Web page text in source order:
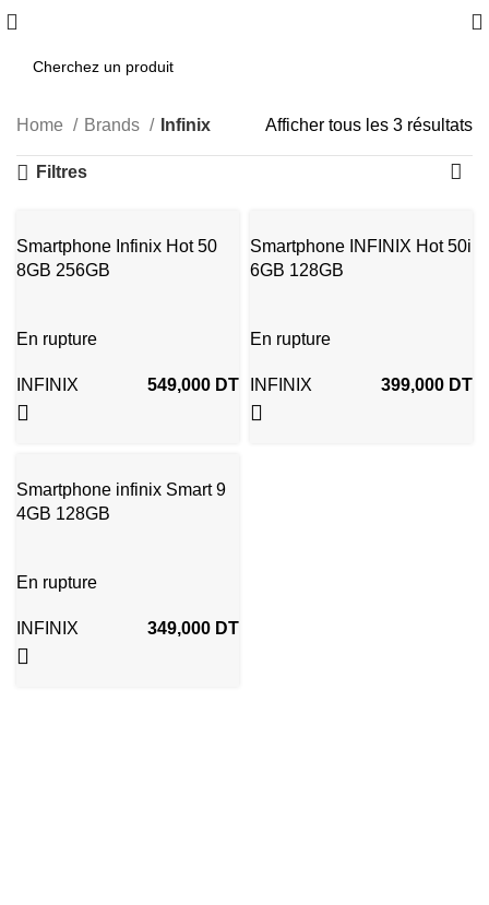
Home Brands Infinix Afficher tous les 3 résultats
Filtres
Smartphone Infinix Hot 50
8GB 256GB
En rupture
INFINIX 549,000 DT
Smartphone INFINIX Hot 50i
6GB 128GB
En rupture
INFINIX 399,000 DT
Smartphone infinix Smart 9
4GB 128GB
En rupture
INFINIX 349,000 DT